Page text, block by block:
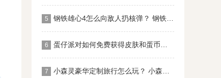
5
6
7